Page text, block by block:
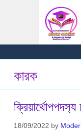
কারক
ক্রিয়ার্থোপপদস‍্য
18/09/2022 by